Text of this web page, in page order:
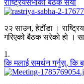
राष्ट्रियसभाको बैठक सर्यो
२२ साउन, हेटौंडा ।
गरिएको बैठक सरेको हो ।
1 .
कि मलाई समर्थन गर्नुस्, कि